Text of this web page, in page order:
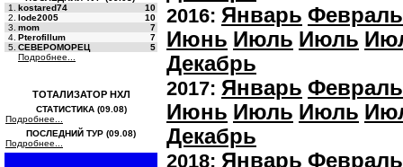
1.
kostared74
10
2. lode2005
10
3. mom
7
4. Pterofillum
7
5. СЕВЕРОМОРЕЦ
5
Подробнее...
ТОТАЛИЗАТОР НХЛ
СТАТИСТИКА (09.08)
Подробнее...
ПОСЛЕДНИЙ ТУР (09.08)
Подробнее...
2016: Январь Февраль
Июнь Июль Июль
Декабрь
2017: Январь Февраль
Июнь Июль Июль
Декабрь
2018: Январь Февраль